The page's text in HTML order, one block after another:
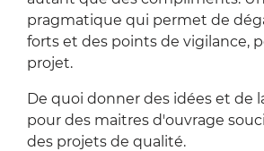
pragmatique qui permet de
forts et des points de vigilance,
projet.
De quoi donner des idées et de
pour des maitres d'ouvrage
des projets de qualité.